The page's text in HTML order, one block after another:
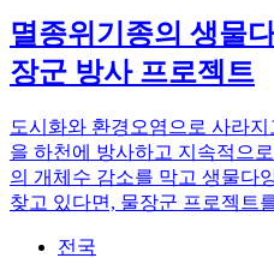
멸종위기종의 생물
장군 방사 프로젝트
도시화와 환경오염으로 사라
을 하천에 방사하고 지속적으
의 개체수 감소를 막고 생물다
찾고 있다면, 물장군 프로젝트
전국